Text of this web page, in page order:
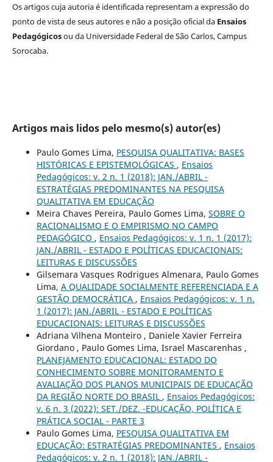
Os artigos cuja autoria é identificada representam a expressão do
ponto de vista de seus autores e não a posição oficial da Ensaios
Pedagógicosou da Universidade Federal de São Carlos, Campus
Sorocaba.
Artigos mais lidos pelo mesmo(s) autor(es)
Paulo Gomes Lima, PESQUISA QUALITATIVA: BASES
HISTÓRICAS E EPISTEMOLÓGICAS , Ensaios
Pedagógicos: v. 2 n. 1 (2018): JAN./ABRIL -
ESTRATÉGIAS PREDOMINANTES NA PESQUISA
QUALITATIVA EM EDUCAÇÃO
Meira Chaves Pereira, Paulo Gomes Lima, SOBRE O
RACIONALISMO E O EMPIRISMO NO CAMPO
PEDAGÓGICO , Ensaios Pedagógicos: v. 1 n. 1 (2017):
JAN./ABRIL - ESTADO E POLÍTICAS EDUCACIONAIS:
LEITURAS E DISCUSSÕES
Gilsemara Vasques Rodrigues Almenara, Paulo Gomes
Lima, A QUALIDADE SOCIALMENTE REFERENCIADA E A
GESTÃO DEMOCRÁTICA , Ensaios Pedagógicos: v. 1 n.
1 (2017): JAN./ABRIL - ESTADO E POLÍTICAS
EDUCACIONAIS: LEITURAS E DISCUSSÕES
Adriana Vilhena Monteiro , Daniele Xavier Ferreira
Giordano , Paulo Gomes Lima, Israel Mascarenhas ,
PLANEJAMENTO EDUCACIONAL: ESTADO DO
CONHECIMENTO SOBRE MONITORAMENTO E
AVALIAÇÃO DOS PLANOS MUNICIPAIS DE EDUCAÇÃO
DA REGIÃO NORTE DO BRASIL , Ensaios Pedagógicos:
v. 6 n. 3 (2022): SET./DEZ. -EDUCAÇÃO, POLÍTICA E
PRÁTICA SOCIAL - PARTE 3
Paulo Gomes Lima, PESQUISA QUALITATIVA EM
EDUCAÇÃO: ESTRATÉGIAS PREDOMINANTES , Ensaios
Pedagógicos: v. 2 n. 1 (2018): JAN./ABRIL -